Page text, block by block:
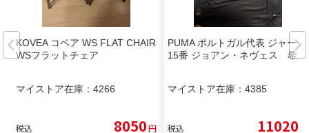
KOVEA コベア WS FLAT CHAIR
WSフラットチェア
マイストア在庫： 4266
税込 8050円
PUMA ポルトガル代表 ジャージ
15番 ジョアン・ネヴェス 希少
マイストア在庫： 4385
税込 11020